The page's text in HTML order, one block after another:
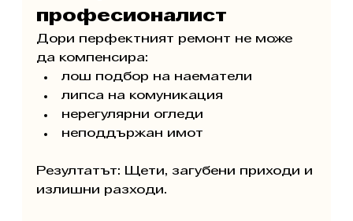
професионалист
Дори перфектният ремонт не може
да компенсира:
лош подбор на наематели
липса на комуникация
нерегулярни огледи
неподдържан имот
Резултатът: Щети, загубени приходи и
излишни разходи.